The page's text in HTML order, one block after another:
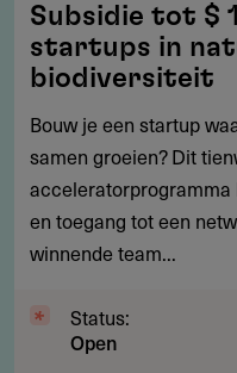
tot
$
125.000
voor
startups
in
natuur
en
Subsidie tot $
startups in
biodiversiteit
Bouw je een startup
samen groeien? Dit
acceleratorprogramma
en toegang tot een
winnende team...
Status:
Open